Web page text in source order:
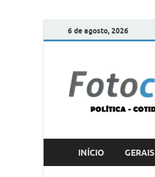
6 de agosto, 2026
INÍCIO GERAIS